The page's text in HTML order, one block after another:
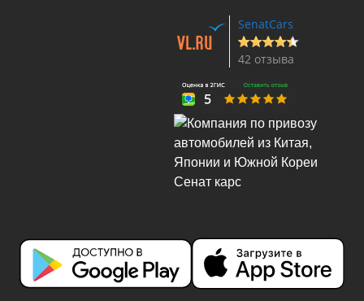
SenatCars
42 отзыва